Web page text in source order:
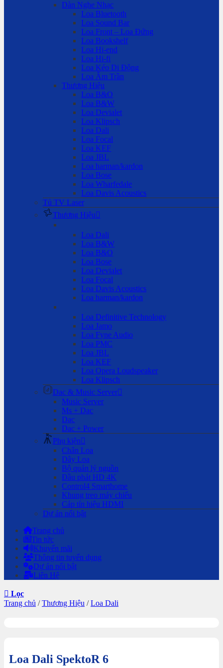
Dàn Nghe Nhạc
Loa Bluetooth
Loa Sound Bar
Loa Front – Loa Đứng
Loa Bookshelf
Loa Hi-end
Loa Hi-fi
Loa Kéo Di Động
Loa Âm Trần
Thương Hiệu
Loa B&O
Loa B&W
Loa Devialet
Loa Klipsch
Loa Dali
Loa Focal
Loa KEF
Loa JBL
Loa harman/kardon
Loa Bose
Loa Wharfedale
Loa Davis Acoustics
Tủ TV Laser
Thương Hiệu
Loa Dali
Loa B&W
Loa B&O
Loa Bose
Loa Devialet
Loa Focal
Loa Davis Acoustics
Loa harman/kardon
Loa Definitive Technology
Loa Jamo
Loa Fyne Audio
Loa PMC
Loa JBL
Loa KEF
Loa Opera Loudspeaker
Loa Klipsch
Dac & Music Server
Music Server
Ms + Dac
Dac
Dac + Power
Phụ kiện
Chân Loa
Dây Loa
Bộ quản lý nguồn
Đầu phát HD 4K
Control4 Smarthome
Khung treo máy chiếu
Cáp tín hiệu HDMI
Dự án nổi bật
Trang chủ
Tin tức
Khuyến mãi
Thông tin tuyển dụng
Dự án nổi bật
Liên Hệ
Lọc
Trang chủ / Thương Hiệu / Loa Dali
Loa Dali SpektoR 6